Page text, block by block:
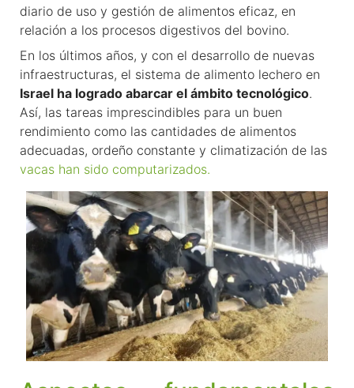
diario de uso y gestión de alimentos eficaz, en
relación a los procesos digestivos del bovino.
En los últimos años, y con el desarrollo de nuevas
infraestructuras, el sistema de alimento lechero en
Israel ha logrado abarcar el ámbito tecnológico.
Así, las tareas imprescindibles para un buen
rendimiento como las cantidades de alimentos
adecuadas, ordeño constante y climatización de las
vacas han sido computarizados.